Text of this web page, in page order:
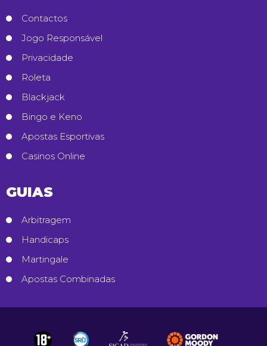
Contactos
Jogo Responsável
Privacidade
Roleta
Blackjack
Bingo e Keno
Apostas Esportivas
Casinos Online
GUIAS
Arbitragem
Handicaps
Martingale
Apostas Combinadas